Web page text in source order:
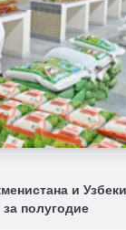
и
полугодие